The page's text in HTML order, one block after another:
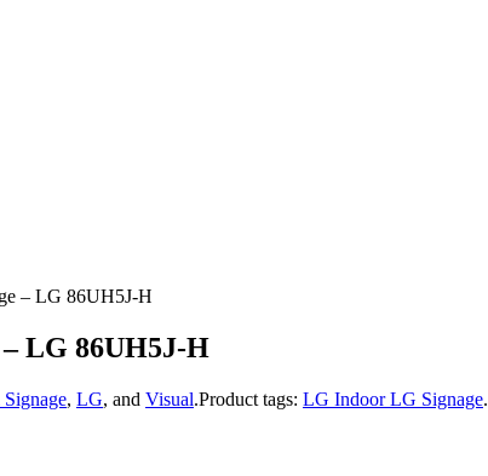
– LG 86UH5J-H
LG 86UH5J-H
, LG, and Visual.Product tags: LG Indoor LG Signage.